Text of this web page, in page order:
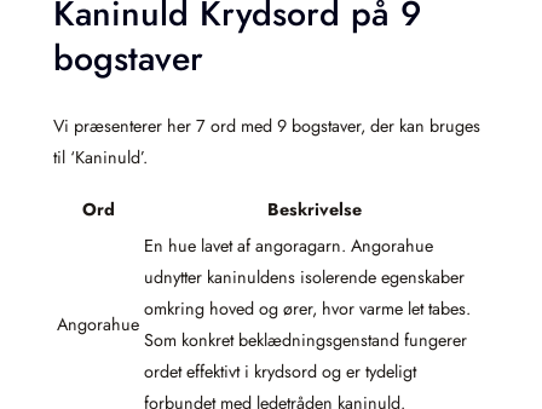
Kaninuld Krydsord på 9
bogstaver
Vi præsenterer her 7 ord med 9 bogstaver, der kan bruges
til ‘Kaninuld’.
Ord Beskrivelse
Angorahue
En hue lavet af angoragarn. Angorahue
udnytter kaninuldens isolerende egenskaber
omkring hoved og ører, hvor varme let tabes.
Som konkret beklædningsgenstand fungerer
ordet effektivt i krydsord og er tydeligt
forbundet med ledetråden kaninuld.